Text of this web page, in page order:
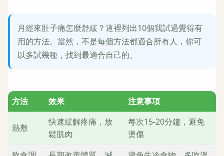
月經來肚子痛怎麼舒緩？這裡列出10個我試過覺得有
用的方法。當然，不是每個方法都適合所有人，你可
以多試幾種，找到最適合自己的。
方法 效果 注意事項
熱敷
快速緩解疼痛，放
鬆肌肉
每次15-20分鐘，避免
燙傷